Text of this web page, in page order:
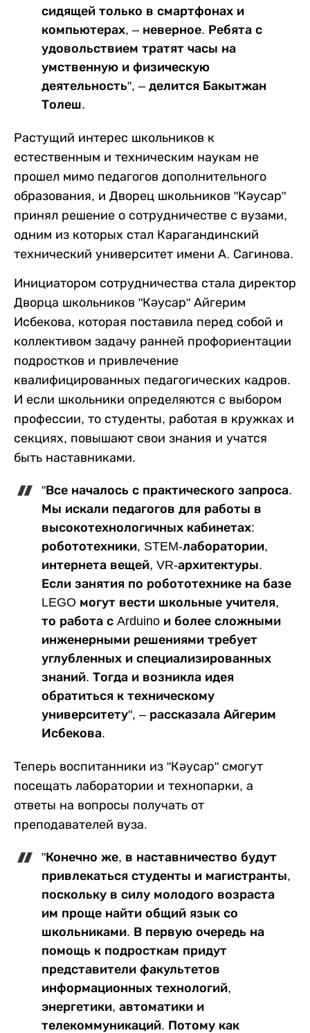
сидящей только в смартфонах и
компьютерах, – неверное. Ребята с
удовольствием тратят часы на
умственную и физическую
деятельность", – делится Бакытжан
Толеш.
Растущий интерес школьников к
естественным и техническим наукам не
прошел мимо педагогов дополнительного
образования, и Дворец школьников "Кәусар"
принял решение о сотрудничестве с вузами,
одним из которых стал Карагандинский
технический университет имени А. Сагинова.
Инициатором сотрудничества стала директор
Дворца школьников "Кәусар" Айгерим
Исбекова, которая поставила перед собой и
коллективом задачу ранней профориентации
подростков и привлечение
квалифицированных педагогических кадров.
И если школьники определяются с выбором
профессии, то студенты, работая в кружках и
секциях, повышают свои знания и учатся
быть наставниками.
"Все началось с практического запроса.
Мы искали педагогов для работы в
высокотехнологичных кабинетах:
робототехники, STEM-лаборатории,
интернета вещей, VR-архитектуры.
Если занятия по робототехнике на базе
LEGO могут вести школьные учителя,
то работа с Arduino и более сложными
инженерными решениями требует
углубленных и специализированных
знаний. Тогда и возникла идея
обратиться к техническому
университету", – рассказала Айгерим
Исбекова.
Теперь воспитанники из "Кәусар" смогут
посещать лаборатории и технопарки, а
ответы на вопросы получать от
преподавателей вуза.
"Конечно же, в наставничество будут
привлекаться студенты и магистранты,
поскольку в силу молодого возраста
им проще найти общий язык со
школьниками. В первую очередь на
помощь к подросткам придут
представители факультетов
информационных технологий,
энергетики, автоматики и
телекоммуникаций. Потому как